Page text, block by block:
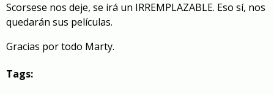
Scorsese nos deje, se irá un IRREMPLAZABLE. Eso sí, nos
quedarán sus películas.
Gracias por todo Marty.
Tags: